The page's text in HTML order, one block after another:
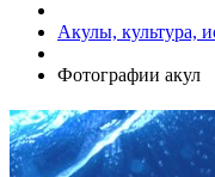
Акулы, культура,
Фотографии акул